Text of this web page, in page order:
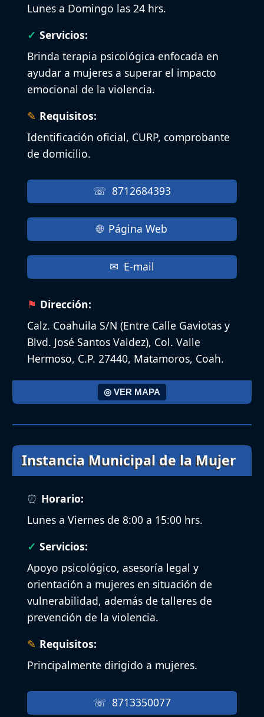
Lunes a Domingo las 24 hrs.
Servicios:
Brinda terapia psicológica enfocada en
ayudar a mujeres a superar el impacto
emocional de la violencia.
Requisitos:
Identificación oficial, CURP, comprobante
de domicilio.
8712684393
Página Web
E-mail
Dirección:
Calz. Coahuila S/N (Entre Calle Gaviotas y
Blvd. José Santos Valdez), Col. Valle
Hermoso, C.P. 27440, Matamoros, Coah.
◎ VER MAPA
Instancia Municipal de la Mujer
Horario:
Lunes a Viernes de 8:00 a 15:00 hrs.
Servicios:
Apoyo psicológico, asesoría legal y
orientación a mujeres en situación de
vulnerabilidad, además de talleres de
prevención de la violencia.
Requisitos:
Principalmente dirigido a mujeres.
8713350077